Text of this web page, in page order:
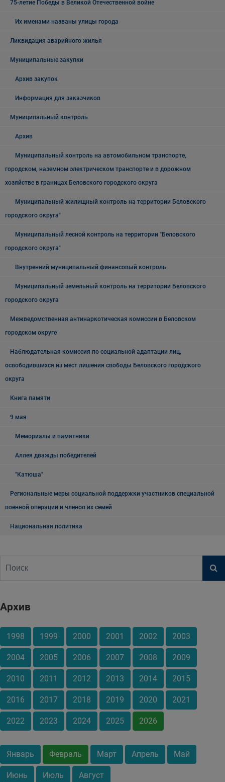
75-летие Победы в Великой Отечественной войне
Их именами названы улицы города
Ликвидация аварийного жилья
Муниципальные закупки
Архив закупок
Информация для заказчиков
Муниципальный контроль
Архив
Муниципальный контроль на автомобильном транспорте,
городском, наземном электрическом транспорте и в дорожном
хозяйстве в границах Беловского городского округа
Муниципальный жилищный контроль на территории Беловского
городского округа"
Муниципальный лесной контроль на территории "Беловского
городского округа"
Внутренний муниципальный финансовый контроль
Муниципальный земельный контроль на территории Беловского
городского округа
Межведомственная антинаркотическая комиссии в Беловском
городском округе
Наблюдательная комиссия по социальной адаптации лиц,
освободившихся из мест лишения свободы Беловского городского
округа
Книга памяти
9 мая
Мемориалы и памятники
Аллея дважды победителей
"Катюша"
Региональные меры социальной поддержки участников специальной
военной операции и членов их семей
Национальная политика
Архив
1998 1999 2000 2001 2002 2003
2004 2005 2006 2007 2008 2009
2010 2011 2012 2013 2014 2015
2016 2017 2018 2019 2020 2021
2022 2023 2024 2025 2026
Январь Февраль Март Апрель Май
Июнь Июль Август